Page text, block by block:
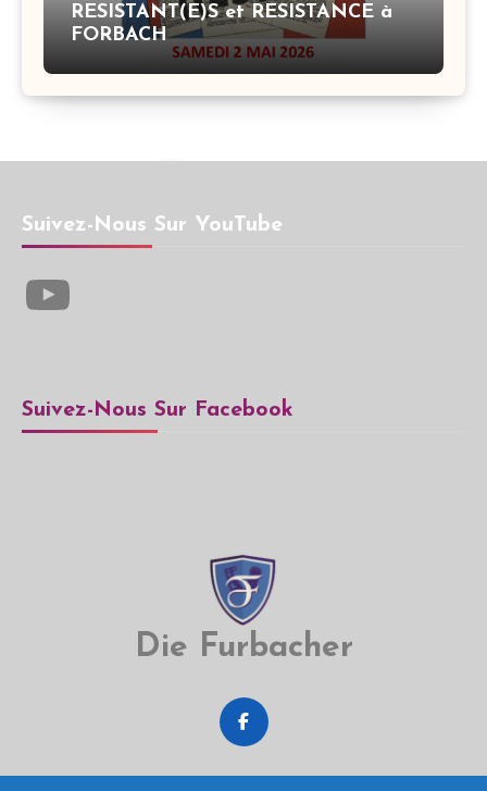
RESISTANT(E)S et RESISTANCE à
FORBACH
Suivez-Nous Sur YouTube
YouTube
Suivez-Nous Sur Facebook
Die Furbacher